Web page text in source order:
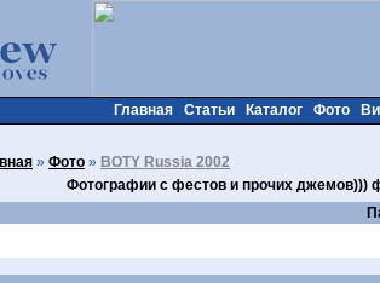
Главная Статьи Каталог Фото
» Фото » BOTY Russia 2002
Фотографии с фестов и прочих джемов)))